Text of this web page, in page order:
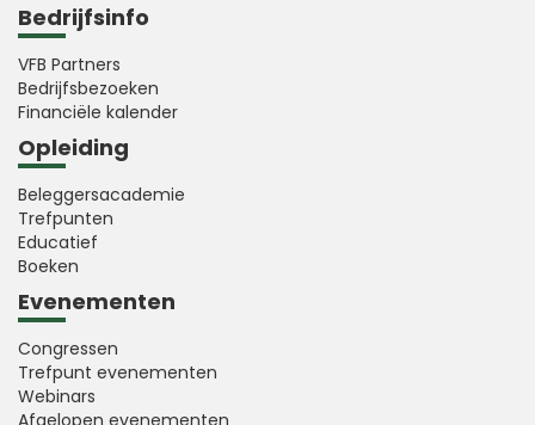
Bedrijfsinfo
VFB Partners
Bedrijfsbezoeken
Financiële kalender
Opleiding
Beleggersacademie
Trefpunten
Educatief
Boeken
Evenementen
Congressen
Trefpunt evenementen
Webinars